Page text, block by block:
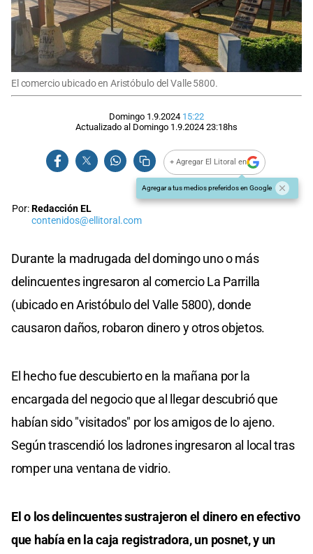
El comercio ubicado en Aristóbulo del Valle 5800.
Domingo 1.9.2024 15:22
Actualizado al Domingo 1.9.2024 23:18hs
+ Agregar El Litoral en
Agregar a tus medios preferidos en Google
Por:Redacción EL
contenidos@ellitoral.com
Durante la madrugada del domingo uno o más
delincuentes ingresaron al comercio La Parrilla
(ubicado en Aristóbulo del Valle 5800), donde
causaron daños, robaron dinero y otros objetos.
El hecho fue descubierto en la mañana por la
encargada del negocio que al llegar descubrió que
habían sido "visitados" por los amigos de lo ajeno.
Según trascendió los ladrones ingresaron al local tras
romper una ventana de vidrio.
El o los delincuentes sustrajeron el dinero en efectivo
que había en la caja registradora, un posnet, y un